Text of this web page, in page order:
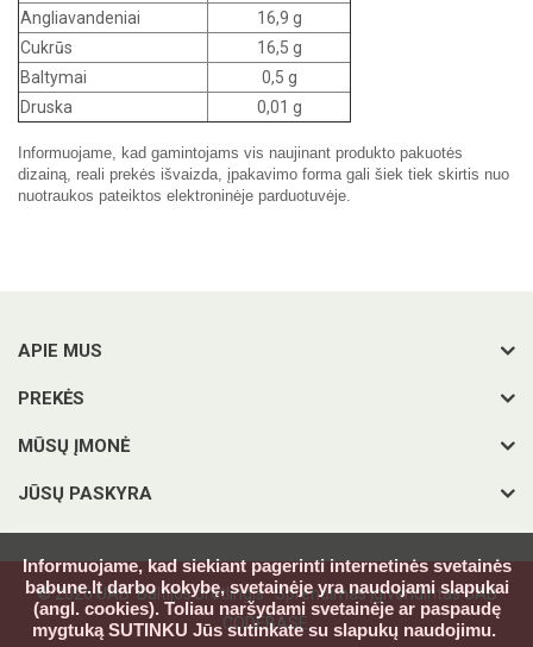
Angliavandeniai
16,9 g
Cukrūs
16,5 g
Baltymai
0,5 g
Druska
0,01 g
Informuojame, kad gamintojams vis naujinant produkto pakuotės
dizainą, reali prekės išvaizda, įpakavimo forma gali šiek tiek skirtis nuo
nuotraukos pateiktos elektroninėje parduotuvėje.
APIE MUS
PREKĖS
MŪSŲ ĮMONĖ
JŪSŲ PASKYRA
Informuojame, kad siekiant pagerinti internetinės svetainės
babune.lt darbo kokybę, svetainėje yra naudojami slapukai
(angl. cookies). Toliau naršydami svetainėje ar paspaudę
mygtuką SUTINKU Jūs sutinkate su slapukų naudojimu.
© 2026 UAB 'Baltijos bretlingis'. Sprendimas įgivendintas UAB
CODEBASE.